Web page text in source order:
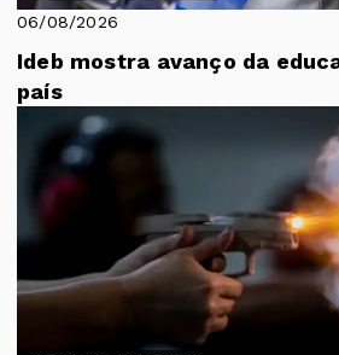
06/08/2026
Ideb mostra avanço da
país